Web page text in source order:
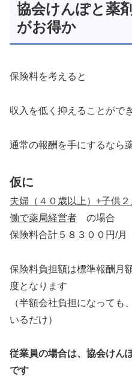
協会けんぽと薬
がお得か
保険料を考えると
収入を低く抑えることがで
通常の報酬を手にするなら
仮に
夫婦（４０歳以上）+子供
働で薬局経営者 の場合
保険料合計５８３００円/月
保険料負担額は標準報酬月
度となります
（半額会社負担になっても
いるだけ）
従業員の場合は、協会けん
です